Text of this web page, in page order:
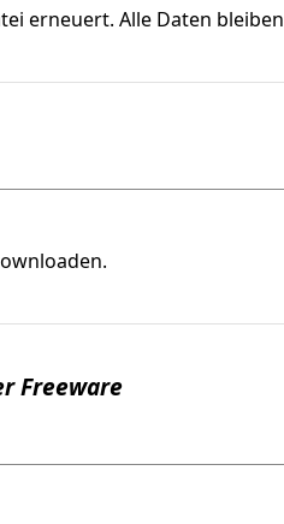
erneuert. Alle Daten bleiben
Freeware